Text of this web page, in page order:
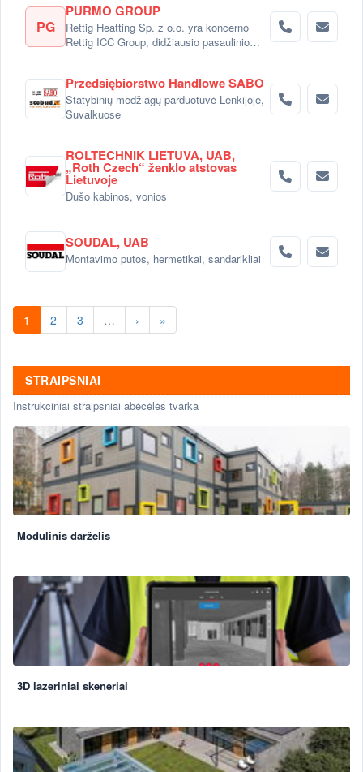
PG
PURMO GROUP
Rettig Heatting Sp. z o.o. yra koncerno
Rettig ICC Group, didžiausio pasaulinio
Przedsiębiorstwo Handlowe SABO
Statybinių medžiagų parduotuvė Lenkijoje,
Suvalkuose
ROLTECHNIK LIETUVA, UAB,
„Roth Czech“ ženklo atstovas
Lietuvoje
Dušo kabinos, vonios
SOUDAL, UAB
Montavimo putos, hermetikai, sandarikliai
1 2 3 … › »
STRAIPSNIAI
Instrukciniai straipsniai abėcėlės tvarka
Modulinis darželis
3D lazeriniai skeneriai